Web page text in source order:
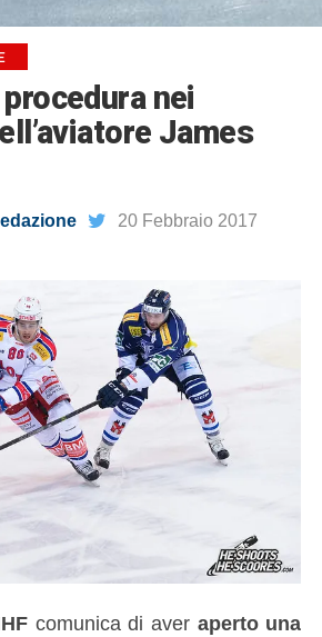
nei
James
20 Febbraio 2017
comunica di aver aperto una